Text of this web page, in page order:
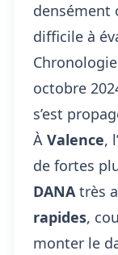
densément
difficile à
octobre
s’est
À Valence,
de fortes
DANAtrès
rapides,
monter le